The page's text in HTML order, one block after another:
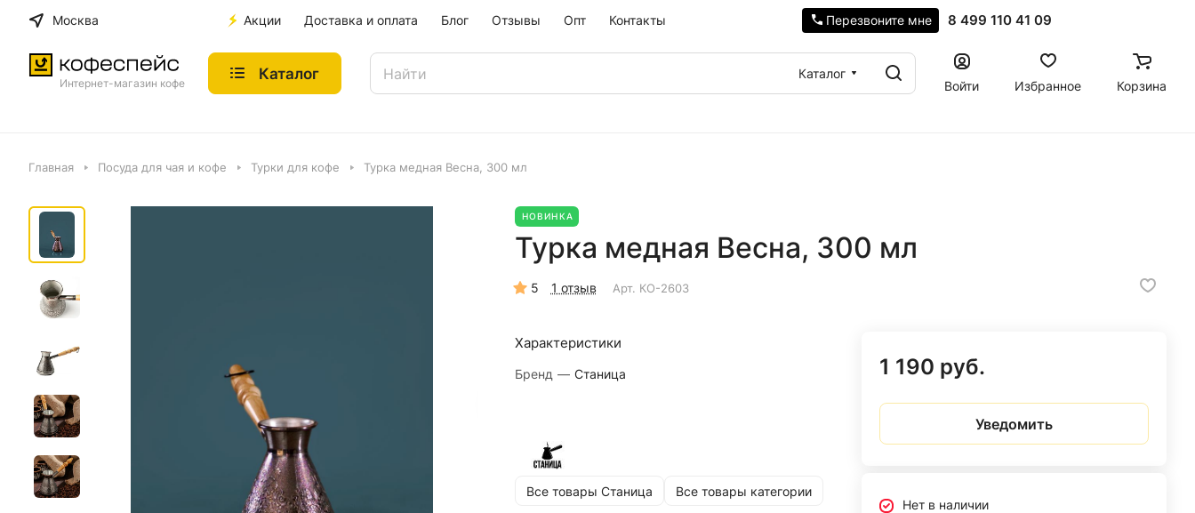
Москва Акции Доставка и оплата Блог Отзывы Опт Контакты 8 499 110 41 09
Перезвоните мне
Интернет-магазин кофе
Каталог
Каталог
Войти
Избранное Корзина
Главная Посуда для чая и кофе Турки для кофе Турка медная Весна, 300 мл
НОВИНКА
Турка медная Весна, 300 мл
5 1 отзыв Арт. КО-2603
Характеристики
Бренд — Станица
Все товары Станица Все товары категории
1 190 руб.
Уведомить
Нет в наличии